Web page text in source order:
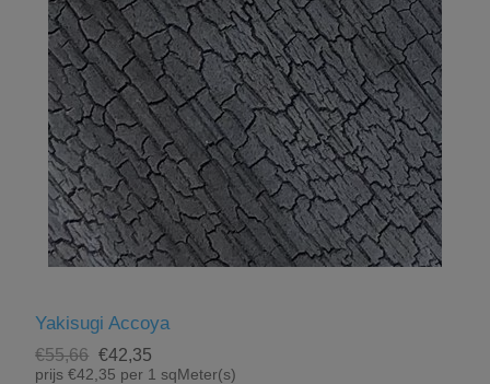
Yakisugi Accoya
€55,66 €42,35
prijs €42,35 per 1 sqMeter(s)